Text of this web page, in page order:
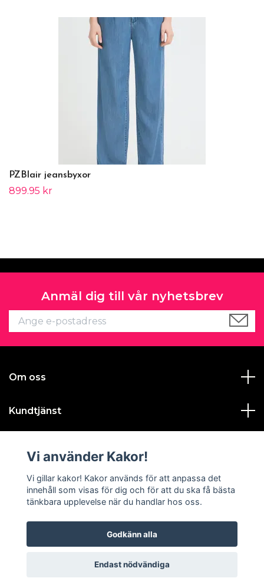
PZBlair jeansbyxor
899.95 kr
Anmäl dig till vår nyhetsbrev
Om oss
Kundtjänst
Sociala medier
© 2026 Gustavas Magasin
Vi använder Kakor!
Vi gillar kakor! Kakor används för att anpassa det
innehåll som visas för dig och för att du ska få bästa
tänkbara upplevelse när du handlar hos oss.
Godkänn alla
Endast nödvändiga